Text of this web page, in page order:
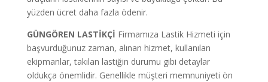
yüzden ücret daha fazla ödenir.
GÜNGÖREN LASTİKÇİ Firmamıza Lastik Hizmeti için
başvurduğunuz zaman, alınan hizmet, kullanılan
ekipmanlar, takılan lastiğin durumu gibi detaylar
oldukça önemlidir. Genellikle müşteri memnuniyeti ön